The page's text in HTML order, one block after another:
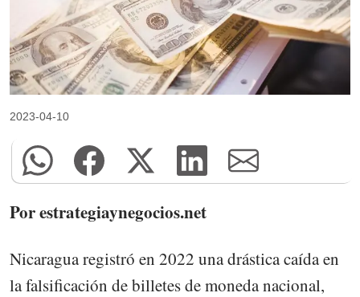
2023-04-10
Por estrategiaynegocios.net
Nicaragua registró en 2022 una drástica caída en
la falsificación de billetes de moneda nacional,